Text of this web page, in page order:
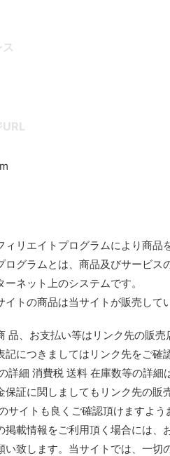
ィリエイトプログラムにより商品
ログラムとは、商品及びサービス
ネット上のシステムです。
イトの商品は当サイトが販売して
品、お支払い等はリンク先の販
記につきましてはリンク先をご確
詳細 消費税 送料 在庫数等の詳細
保証に関しましてもリンク先の
サイトも良くご確認頂けますよう
掲載情報をご利用頂く場合には
い致します。当サイトでは、一切